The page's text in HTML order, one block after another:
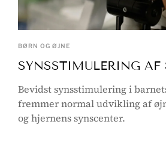
BØRN OG ØJNE
SYNSSTIMULERING
Bevidst synsstimulering i
fremmer normal udvikling af
og hjernens synscenter.